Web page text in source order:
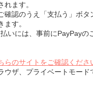
れます。
確認のうえ「支払う」ボタ
す。
いには、事前にPayPayの
らのサイトをご確認くださ
ウザ、プライベートモード